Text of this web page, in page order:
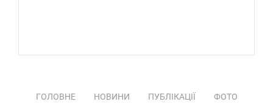
ГОЛОВНЕ НОВИНИ ПУБЛІКАЦІЇ
ФОТО